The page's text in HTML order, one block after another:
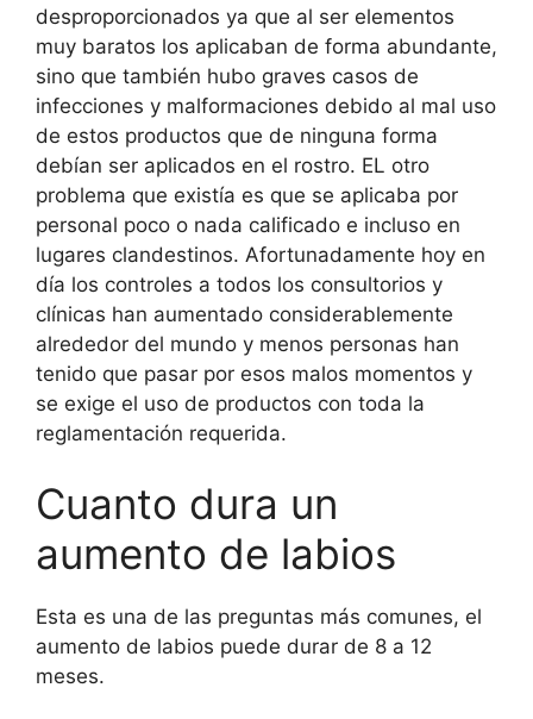
desproporcionados ya que al ser elementos
muy baratos los aplicaban de forma abundante,
sino que también hubo graves casos de
infecciones y malformaciones debido al mal uso
de estos productos que de ninguna forma
debían ser aplicados en el rostro. EL otro
problema que existía es que se aplicaba por
personal poco o nada calificado e incluso en
lugares clandestinos. Afortunadamente hoy en
día los controles a todos los consultorios y
clínicas han aumentado considerablemente
alrededor del mundo y menos personas han
tenido que pasar por esos malos momentos y
se exige el uso de productos con toda la
reglamentación requerida.
Cuanto dura un
aumento de labios
Esta es una de las preguntas más comunes, el
aumento de labios puede durar de 8 a 12
meses.